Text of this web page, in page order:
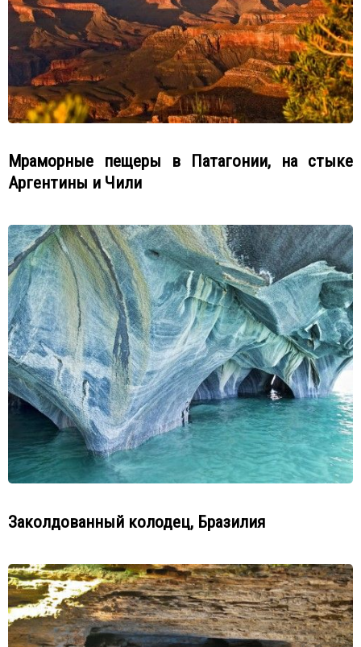
Мраморные пещеры в Патагонии, на стыке
Аргентины и Чили
Заколдованный колодец, Бразилия